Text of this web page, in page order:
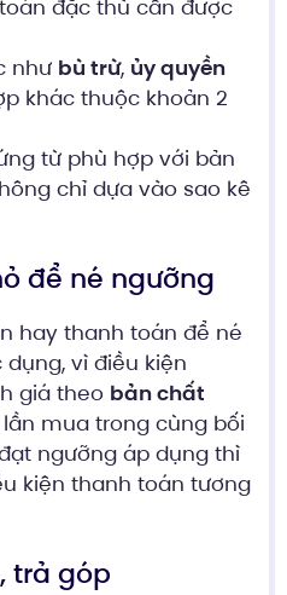
đặc thù cần được
như bù trừ, ủy quyền
khác thuộc khoản 2
từ phù hợp với bản
chỉ dựa vào sao kê
để né ngưỡng
hay thanh toán để né
vì điều kiện
giá theo bản chất
mua trong cùng bối
ngưỡng áp dụng thì
kiện thanh toán tương
trả góp